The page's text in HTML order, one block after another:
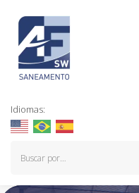
Idiomas: